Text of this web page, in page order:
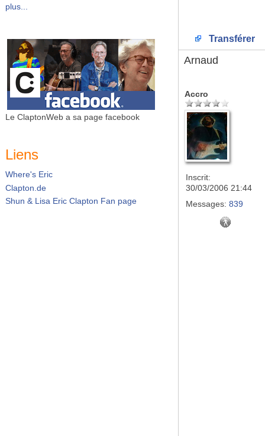
plus...
Le ClaptonWeb a sa page facebook
Liens
Where's Eric
Clapton.de
Shun & Lisa Eric Clapton Fan page
Transférer
Arnaud
Accro
Inscrit:
30/03/2006 21:44
Messages: 839